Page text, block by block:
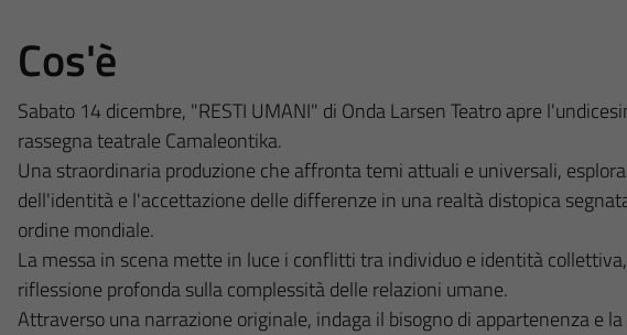
Cos'è
Sabato 14 dicembre, "RESTI UMANI" di Onda Larsen Teatro apre
rassegna teatrale Camaleontika.
Una straordinaria produzione che affronta temi attuali e universali,
dell'identità e l'accettazione delle differenze in una realtà distopica
ordine mondiale.
La messa in scena mette in luce i conflitti tra individuo e identità
riflessione profonda sulla complessità delle relazioni umane.
Attraverso una narrazione originale, indaga il bisogno di appartenenza e